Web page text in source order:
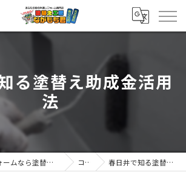
る塗替え助成金活用
法
春日井市のリフォームなら塗替え工房ながもち君 春日井店 コラム 春日井で知る塗替え助成金活用法